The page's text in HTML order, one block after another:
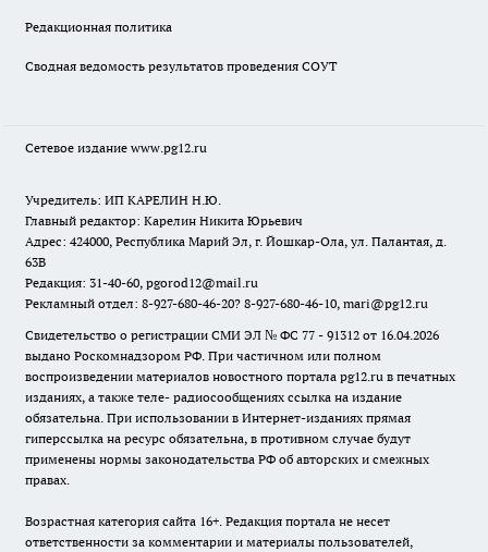
Редакционная политика
Сводная ведомость результатов проведения СОУТ
Сетевое издание www.pg12.ru
Учредитель: ИП КАРЕЛИН Н.Ю.
Главный редактор: Карелин Никита Юрьевич
Адрес: 424000, Республика Марий Эл, г. Йошкар-Ола, ул. Палантая, д.
63В
Редакция: 31-40-60, pgorod12@mail.ru
Рекламный отдел: 8-927-680-46-20? 8-927-680-46-10, mari@pg12.ru
Свидетельство о регистрации СМИ ЭЛ № ФС 77 - 91312 от 16.04.2026
выдано Роскомнадзором РФ. При частичном или полном
воспроизведении материалов новостного портала pg12.ru в печатных
изданиях, а также теле- радиосообщениях ссылка на издание
обязательна. При использовании в Интернет-изданиях прямая
гиперссылка на ресурс обязательна, в противном случае будут
применены нормы законодательства РФ об авторских и смежных
правах.
Возрастная категория сайта 16+. Редакция портала не несет
ответственности за комментарии и материалы пользователей,